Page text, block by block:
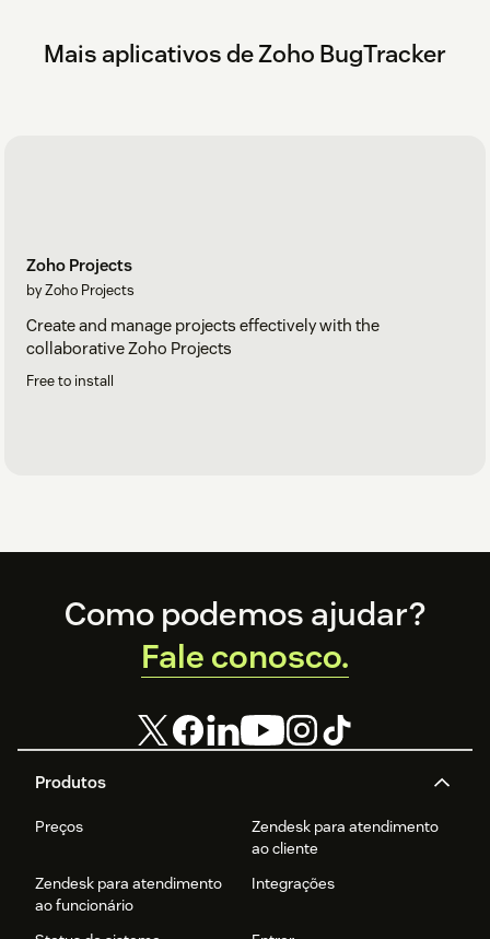
Mais aplicativos de Zoho BugTracker
Zoho Projects
by Zoho Projects
Create and manage projects effectively with the
collaborative Zoho Projects
Free to install
Footer
Produtos
Preços
Zendesk para atendimento
ao cliente
Zendesk para atendimento
ao funcionário
Integrações
Como podemos ajudar?
Fale conosco.